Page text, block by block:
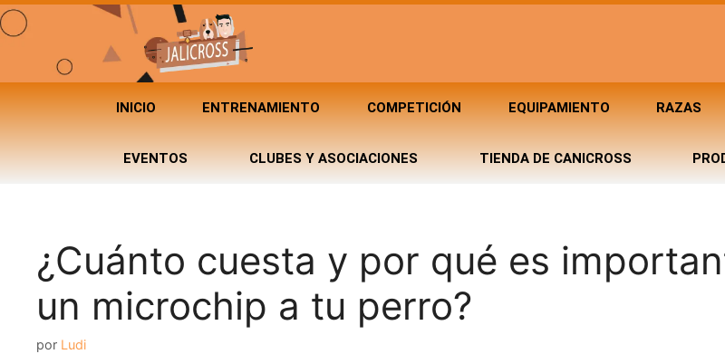
INICIO ENTRENAMIENTO COMPETICIÓN EQUIPAMIENTO RAZAS
EVENTOS CLUBES Y ASOCIACIONES TIENDA DE CANICROSS
¿Cuánto cuesta y por qué es
un microchip a tu perro?
por Ludi